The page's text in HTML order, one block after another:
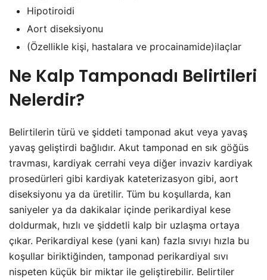
Hipotiroidi
Aort diseksiyonu
(Özellikle kişi, hastalara ve procainamide)ilaçlar
Ne Kalp Tamponadı Belirtileri
Nelerdir?
Belirtilerin türü ve şiddeti tamponad akut veya yavaş
yavaş geliştirdi bağlıdır. Akut tamponad en sık göğüs
travması, kardiyak cerrahi veya diğer invaziv kardiyak
prosedürleri gibi kardiyak kateterizasyon gibi, aort
diseksiyonu ya da üretilir. Tüm bu koşullarda, kan
saniyeler ya da dakikalar içinde perikardiyal kese
doldurmak, hızlı ve şiddetli kalp bir uzlaşma ortaya
çıkar. Perikardiyal kese (yani kan) fazla sıvıyı hızla bu
koşullar biriktiğinden, tamponad perikardiyal sıvı
nispeten küçük bir miktar ile geliştirebilir. Belirtiler